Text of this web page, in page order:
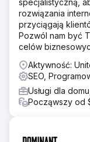
rozwiązania
przyciągają
Pozwól nam być
celów
Aktywność:
SEO,
Usługi dla
Począwszy od